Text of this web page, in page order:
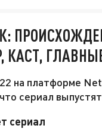
КАСТ,
на платформе
сериал
сериал